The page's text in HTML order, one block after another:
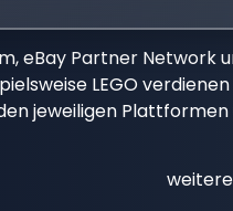
eBay Partner Network
LEGO
jeweiligen Plattformen